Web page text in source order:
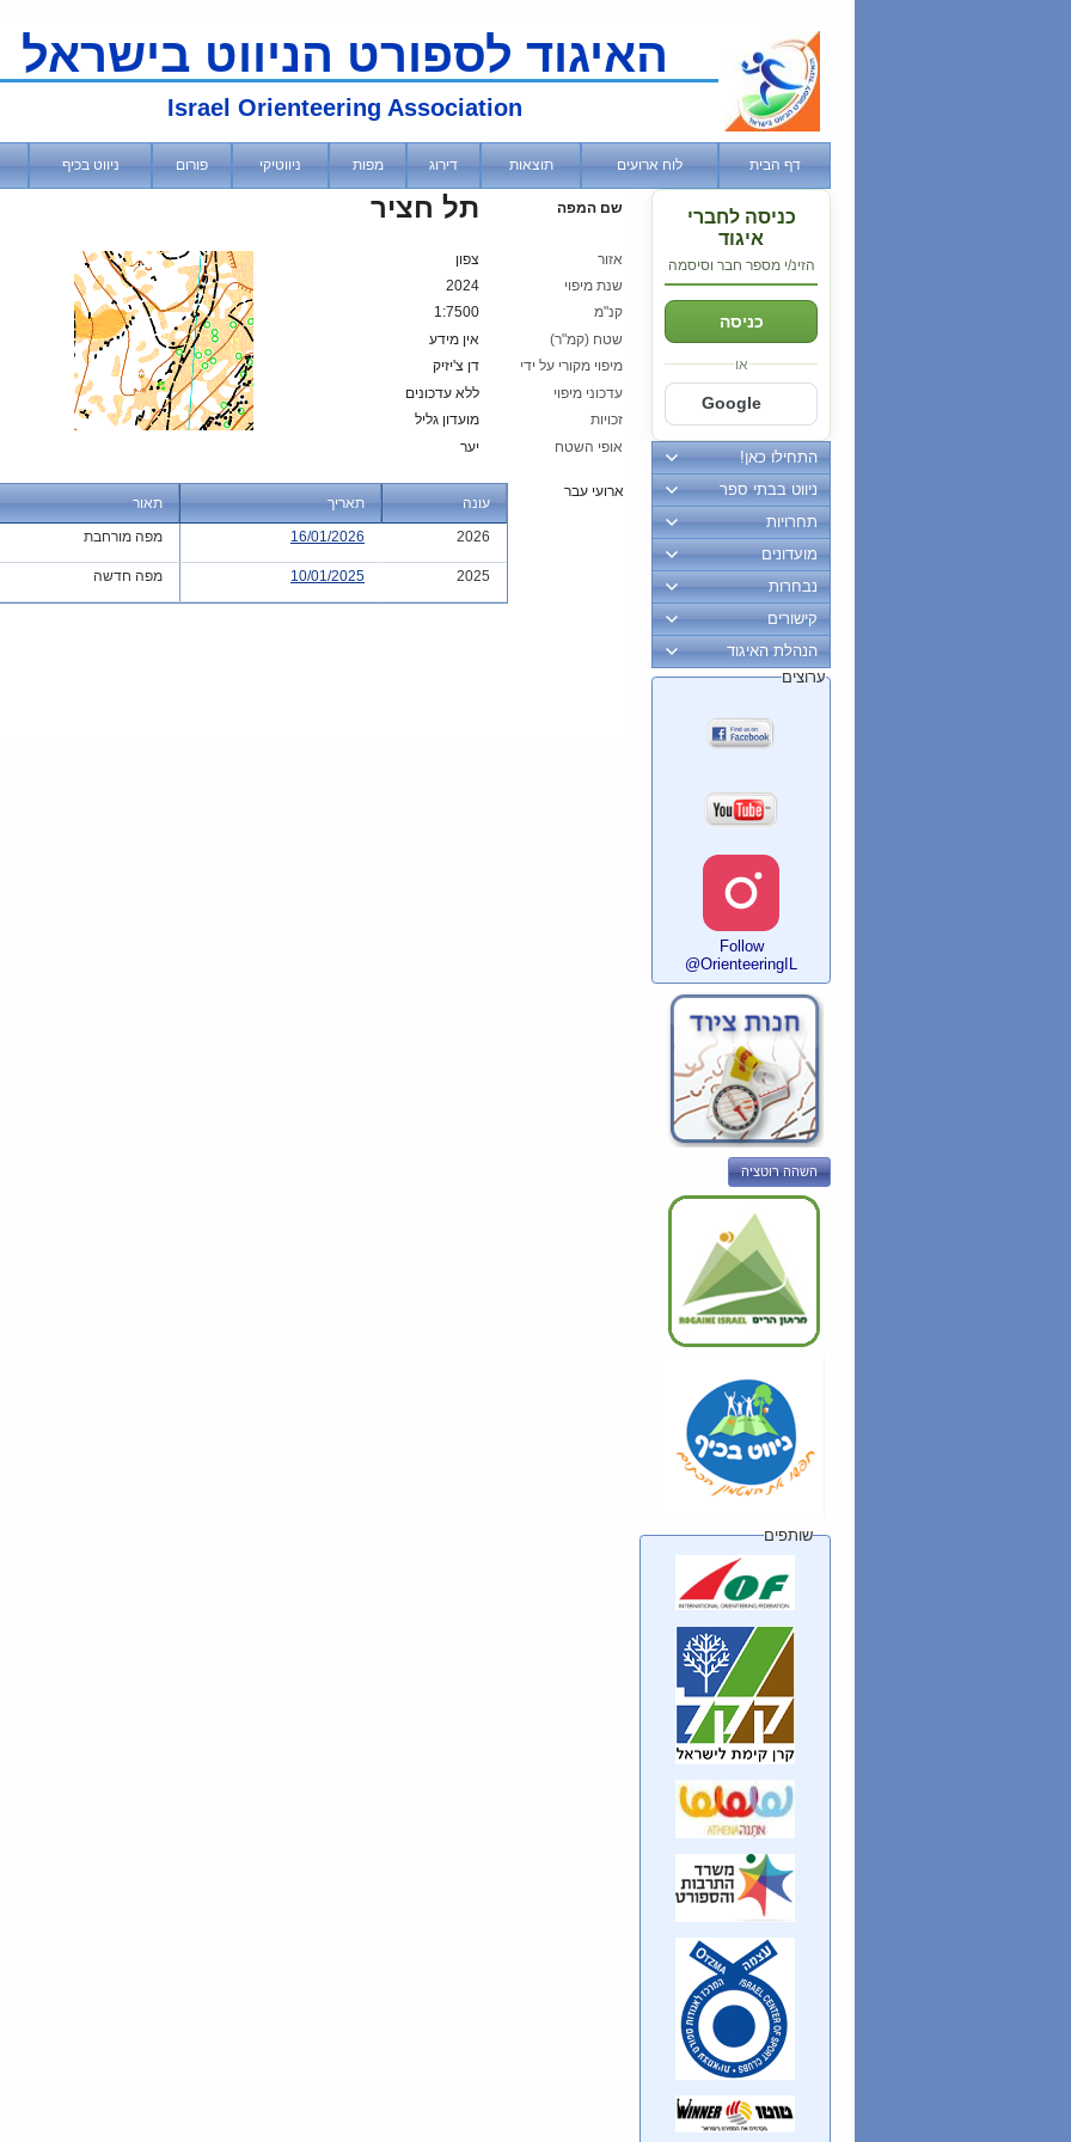
האיגוד לספורט הניווט בישראל
Israel Orienteering Association
דף הבית לוח ארועים תוצאות דירוג מפות ניווטיקי פורום ניווט בכיף
שם המפה תל חציר
אזור
צפון
שנת מיפוי
2024
קנ"מ
1:7500
שטח (קמ"ר)
אין מידע
מיפוי מקורי על ידי
דן צ'יזיק
עדכוני מיפוי
ללא עדכונים
זכויות
מועדון גליל
אופי השטח
יער
ארועי עבר
עונה תאריך תאור
2026
16/01/2026 מפה מורחבת
2025
10/01/2025 מפה חדשה
כניסה לחברי
איגוד
הזינ/י מספר חבר וסיסמה
כניסה
או
Google
התחילו כאן!
ניווט בבתי ספר
תחרויות
מועדונים
נבחרות
קישורים
הנהלת האיגוד
ערוצים
Follow
@OrienteeringIL
השהה רוטציה
שותפים